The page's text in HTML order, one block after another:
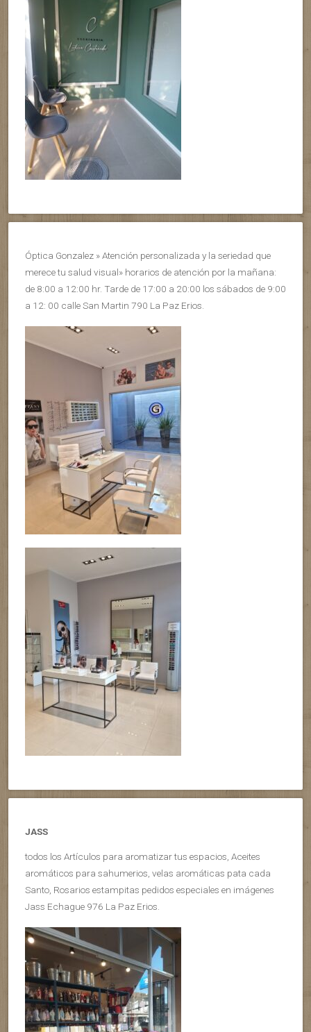
Óptica Gonzalez » Atención personalizada y la seriedad que
merece tu salud visual» horarios de atención por la mañana:
de 8:00 a 12:00 hr. Tarde de 17:00 a 20:00 los sábados de 9:00
a 12: 00 calle San Martin 790 La Paz Erios.
JASS
todos los Artículos para aromatizar tus espacios, Aceites
aromáticos para sahumerios, velas aromáticas pata cada
Santo, Rosarios estampitas pedidos especiales en imágenes
Jass Echague 976 La Paz Erios.